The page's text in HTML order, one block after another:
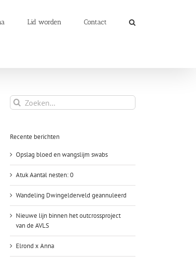
Lid worden Contact
Zoeken
naar:
Recente berichten
Opslag bloed en wangslijm swabs
Atuk Aantal nesten: 0
Wandeling Dwingelderveld geannuleerd
Nieuwe lijn binnen het outcrossproject
van de AVLS
Elrond x Anna